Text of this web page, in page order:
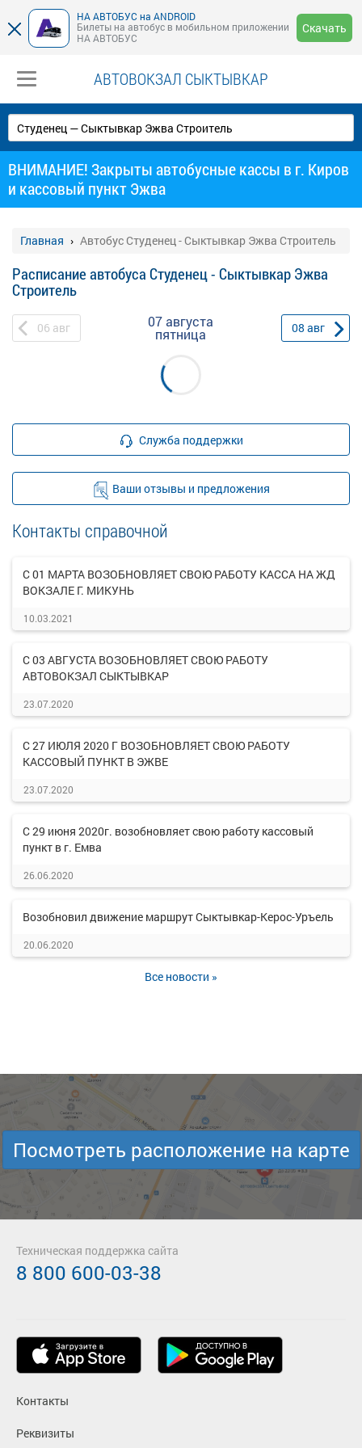
НА АВТОБУС на ANDROID
Билеты на автобус в мобильном приложении
НА АВТОБУС
Скачать
АВТОВОКЗАЛ СЫКТЫВКАР
ВНИМАНИЕ! Закрыты автобусные кассы в г. Киров
и кассовый пункт Эжва
Главная Автобус Студенец - Сыктывкар Эжва Строитель
Расписание автобуса Студенец - Сыктывкар Эжва
Строитель
06 авг 07 августа
пятница 08 авг
Служба поддержки
Ваши отзывы и предложения
Контакты справочной
С 01 МАРТА ВОЗОБНОВЛЯЕТ СВОЮ РАБОТУ КАССА НА ЖД
ВОКЗАЛЕ Г. МИКУНЬ
10.03.2021
С 03 АВГУСТА ВОЗОБНОВЛЯЕТ СВОЮ РАБОТУ
АВТОВОКЗАЛ СЫКТЫВКАР
23.07.2020
С 27 ИЮЛЯ 2020 Г ВОЗОБНОВЛЯЕТ СВОЮ РАБОТУ
КАССОВЫЙ ПУНКТ В ЭЖВЕ
23.07.2020
С 29 июня 2020г. возобновляет свою работу кассовый
пункт в г. Емва
26.06.2020
Возобновил движение маршрут Сыктывкар-Керос-Уръель
20.06.2020
Все новости »
Посмотреть расположение на карте
Контакты
Реквизиты
Техническая поддержка сайта
8 800 600-03-38